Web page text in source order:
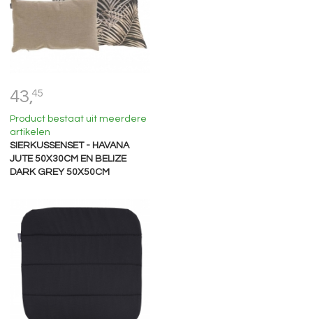
43,45
Product bestaat uit meerdere
artikelen
SIERKUSSENSET - HAVANA
JUTE 50X30CM EN BELIZE
DARK GREY 50X50CM